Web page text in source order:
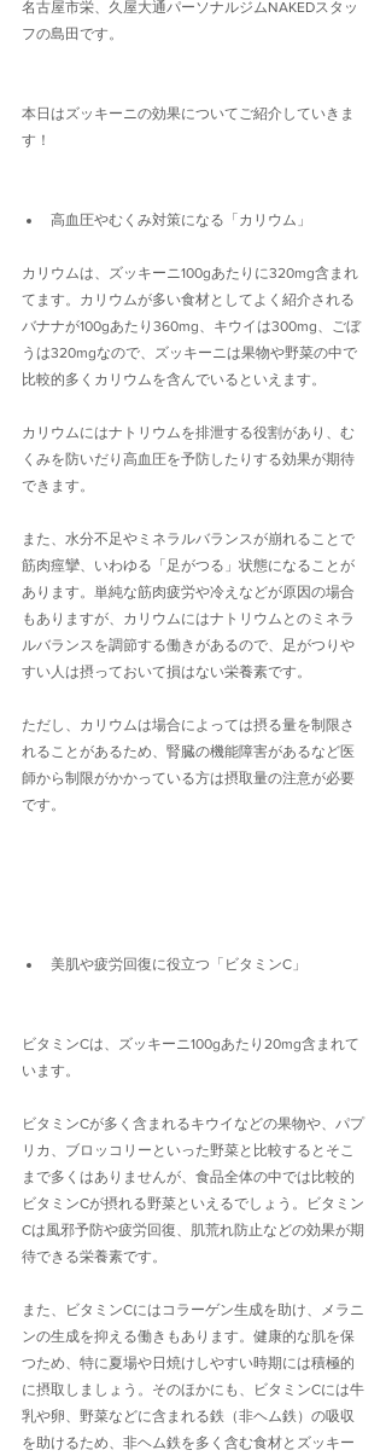
名古屋市栄、久屋大通パーソナルジムNAKEDスタッ
フの島田です。
本日はズッキーニの効果についてご紹介していきま
す！
高血圧やむくみ対策になる「カリウム」
カリウムは、ズッキーニ100gあたりに320mg含まれ
てます。カリウムが多い食材としてよく紹介される
バナナが100gあたり360mg、キウイは300mg、ごぼ
うは320mgなので、ズッキーニは果物や野菜の中で
比較的多くカリウムを含んでいるといえます。
カリウムにはナトリウムを排泄する役割があり、む
くみを防いだり高血圧を予防したりする効果が期待
できます。
また、水分不足やミネラルバランスが崩れることで
筋肉痙攣、いわゆる「足がつる」状態になることが
あります。単純な筋肉疲労や冷えなどが原因の場合
もありますが、カリウムにはナトリウムとのミネラ
ルバランスを調節する働きがあるので、足がつりや
すい人は摂っておいて損はない栄養素です。
ただし、カリウムは場合によっては摂る量を制限さ
れることがあるため、腎臓の機能障害があるなど医
師から制限がかかっている方は摂取量の注意が必要
です。
美肌や疲労回復に役立つ「ビタミンC」
ビタミンCは、ズッキーニ100gあたり20mg含まれて
います。
ビタミンCが多く含まれるキウイなどの果物や、パプ
リカ、ブロッコリーといった野菜と比較するとそこ
まで多くはありませんが、食品全体の中では比較的
ビタミンCが摂れる野菜といえるでしょう。ビタミン
Cは風邪予防や疲労回復、肌荒れ防止などの効果が期
待できる栄養素です。
また、ビタミンCにはコラーゲン生成を助け、メラニ
ンの生成を抑える働きもあります。健康的な肌を保
つため、特に夏場や日焼けしやすい時期には積極的
に摂取しましょう。そのほかにも、ビタミンCには牛
乳や卵、野菜などに含まれる鉄（非ヘム鉄）の吸収
を助けるため、非ヘム鉄を多く含む食材とズッキー